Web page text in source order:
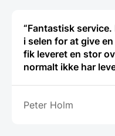
“Fantastisk
i selen for at give
fik leveret en stor
normalt ikke har
service er noget ud
Peter Holm